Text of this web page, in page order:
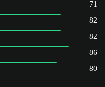
71
82
82
86
80